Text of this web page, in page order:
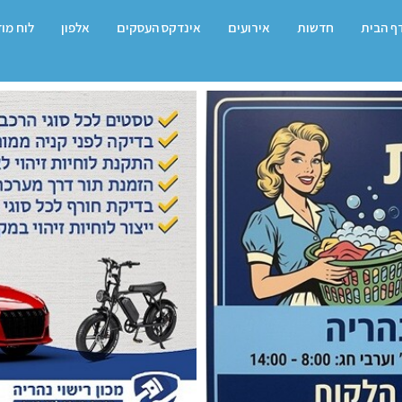
הבית חדשות אירועים אינדקס העסקים אלפון לוח